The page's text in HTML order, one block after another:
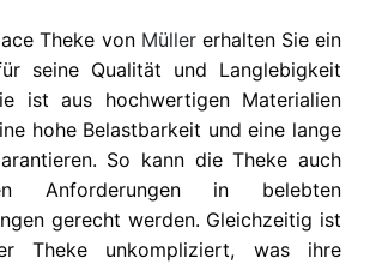
Theke von Müllererhalten Sie ein
seine Qualität und Langlebigkeit
ist aus hochwertigen Materialien
hohe Belastbarkeit und eine lange
So kann die Theke auch
Anforderungen in belebten
gerecht werden. Gleichzeitig ist
Theke unkompliziert, was ihre